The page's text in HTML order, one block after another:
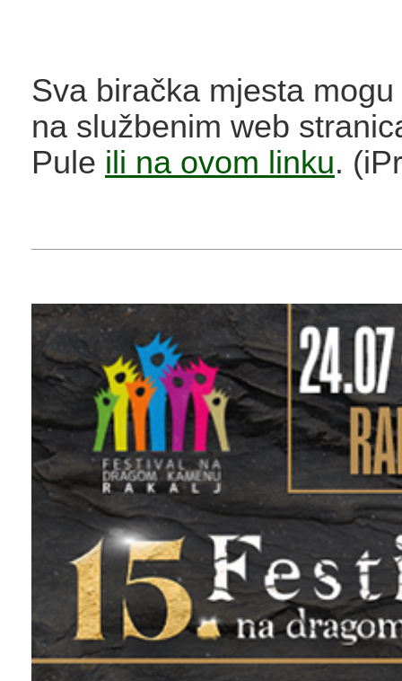
Sva biračka mjesta
na službenim web
Pule ili na ovom linku.